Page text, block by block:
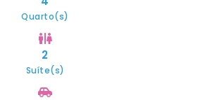
Quarto(s)
2
Suíte(s)